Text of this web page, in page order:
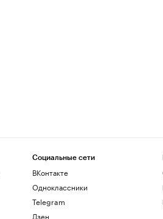
Социальные сети
ВКонтакте
Одноклассники
Telegram
Дзен